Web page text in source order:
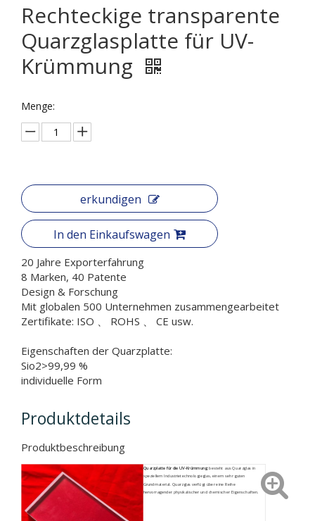
Rechteckige transparente
Quarzglasplatte für UV-
Krümmung
Menge:
erkundigen
In den Einkaufswagen
20 Jahre Exporterfahrung
8 Marken, 40 Patente
Design & Forschung
Mit globalen 500 Unternehmen zusammengearbeitet
Zertifikate: ISO 、 ROHS 、 CE usw.
Eigenschaften der Quarzplatte:
Sio2>99,99 %
individuelle Form
Produktdetails
Produktbeschreibung
Quarzplatte für die UV-Krümmung:besteht aus Quarzglas in
speziellem Industrietechnologieglas, einem sehr guten
Grundmaterial. Quarzglas verfügt über eine Reihe
hervorragender physikalischer und chemischer Eigenschaften.